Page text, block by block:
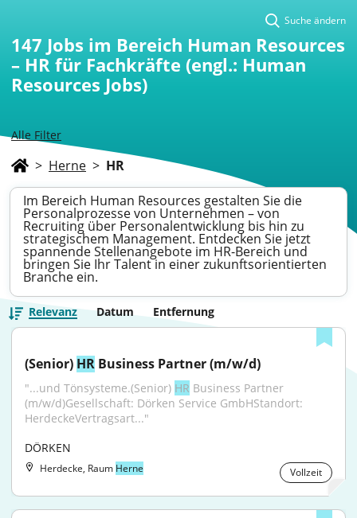
Alle Filter
Suche ändern
147 Jobs im Bereich Human Resources
– HR für Fachkräfte (engl.: Human
Resources Jobs)
> Herne > HR
Im Bereich Human Resources gestalten Sie die
Personalprozesse von Unternehmen – von
Recruiting über Personalentwicklung bis hin zu
strategischem Management. Entdecken Sie jetzt
spannende Stellenangebote im HR-Bereich und
bringen Sie Ihr Talent in einer zukunftsorientierten
Branche ein.
Relevanz Datum Entfernung
(Senior) HR Business Partner (m/w/d)
"...und Tönsysteme.(Senior) HR Business Partner
(m/w/d)Gesellschaft: Dörken Service GmbHStandort:
HerdeckeVertragsart..."
DÖRKEN
Herdecke, Raum Herne Vollzeit